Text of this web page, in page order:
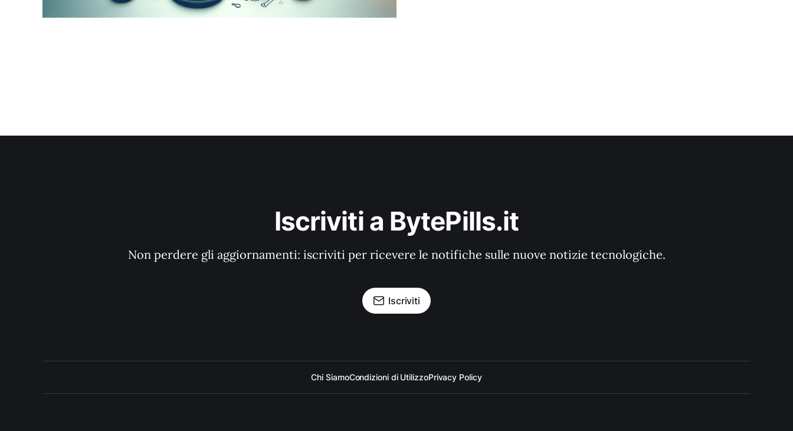
Iscriviti a BytePills.it
Non perdere gli aggiornamenti: iscriviti per ricevere le notifiche sulle nuove notizie tecnologiche.
Iscriviti
Chi SiamoCondizioni di UtilizzoPrivacy Policy